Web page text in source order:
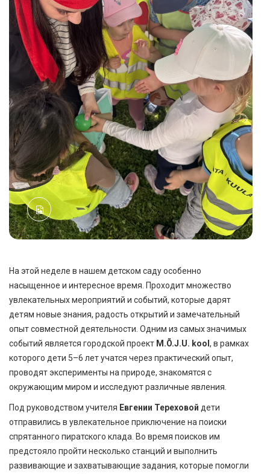
На этой неделе в нашем детском саду особенно
насыщенное и интересное время. Проходит множество
увлекательных мероприятий и событий, которые дарят
детям новые знания, радость открытий и замечательный
опыт совместной деятельности. Одним из самых значимых
событий является городской проект M.Õ.J.U. kool , в рамках
которого дети 5–6 лет учатся через практический опыт,
проводят эксперименты на природе, знакомятся с
окружающим миром и исследуют различные явления.
Под руководством учителя Евгении Тереховой дети
отправились в увлекательное приключение на поиски
спрятанного пиратского клада. Во время поисков им
предстояло пройти несколько станций и выполнить
развивающие и захватывающие задания, которые помогли